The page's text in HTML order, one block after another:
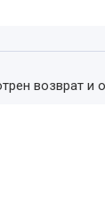
возврат